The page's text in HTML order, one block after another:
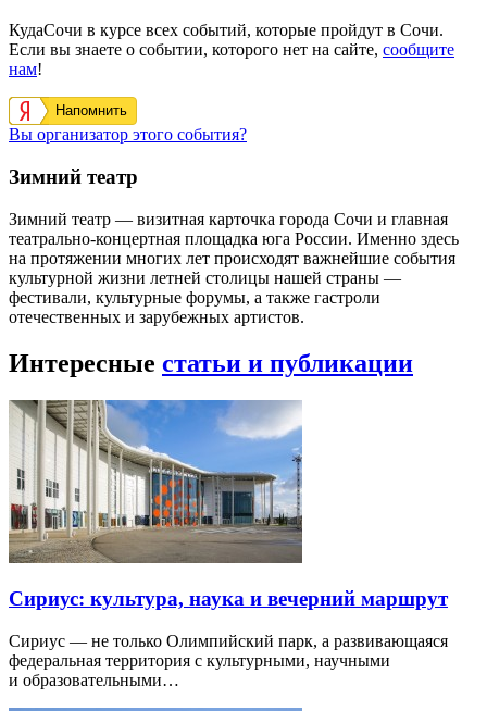
КудаСочи в курсе всех событий, которые пройдут в Сочи.
Если вы знаете о событии, которого нет на сайте, сообщите
нам!
Напомнить
Вы организатор этого события?
Зимний театр
Зимний театр — визитная карточка города Сочи и главная
театрально-концертная площадка юга России. Именно здесь
на протяжении многих лет происходят важнейшие события
культурной жизни летней столицы нашей страны —
фестивали, культурные форумы, а также гастроли
отечественных и зарубежных артистов.
Интересные статьи и публикации
Сириус: культура, наука и вечерний маршрут
Сириус — не только Олимпийский парк, а развивающаяся
федеральная территория с культурными, научными
и образовательными…